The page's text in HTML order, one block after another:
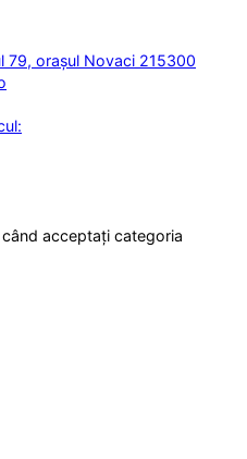
79, orașul Novaci 215300
acceptați categoria